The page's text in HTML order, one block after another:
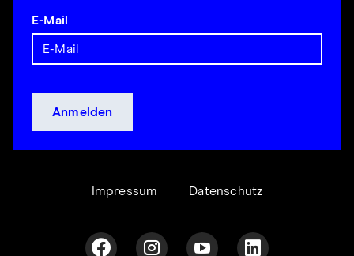
E-Mail
Impressum Datenschutz